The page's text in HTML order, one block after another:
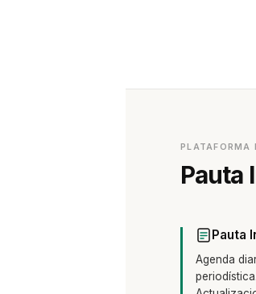
PLATAFORMA
Pauta
Pauta
Agenda
periodística.